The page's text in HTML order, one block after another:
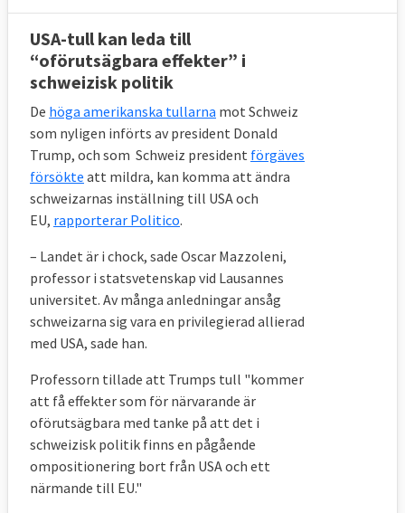
USA-tull kan leda till
“oförutsägbara effekter” i
schweizisk politik
De höga amerikanska tullarna mot Schweiz
som nyligen införts av president Donald
Trump, och som Schweiz president förgäves
försökte att mildra, kan komma att ändra
schweizarnas inställning till USA och
EU, rapporterar Politico.
– Landet är i chock, sade Oscar Mazzoleni,
professor i statsvetenskap vid Lausannes
universitet. Av många anledningar ansåg
schweizarna sig vara en privilegierad allierad
med USA, sade han.
Professorn tillade att Trumps tull "kommer
att få effekter som för närvarande är
oförutsägbara med tanke på att det i
schweizisk politik finns en pågående
ompositionering bort från USA och ett
närmande till EU."